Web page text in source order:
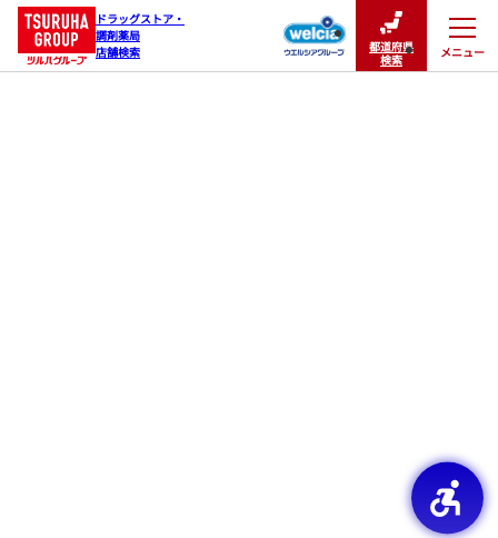
ドラッグストア・
調剤薬局
店舗検索
都道府県
検索
メニュー
閉じる